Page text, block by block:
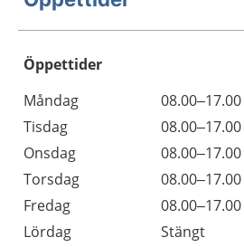
Öppettider
Dag
Öppettider
Kommentarer
Måndag
08.00–17.00
Tisdag
08.00–17.00
Onsdag
08.00–17.00
Torsdag
08.00–17.00
Fredag
08.00–17.00
Lördag
Stängt